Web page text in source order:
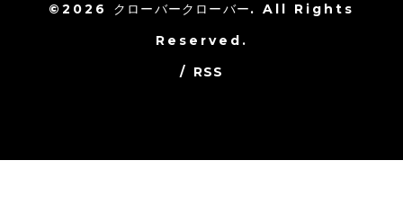
©2026 クローバークローバー. All Rights
Reserved.
/ RSS